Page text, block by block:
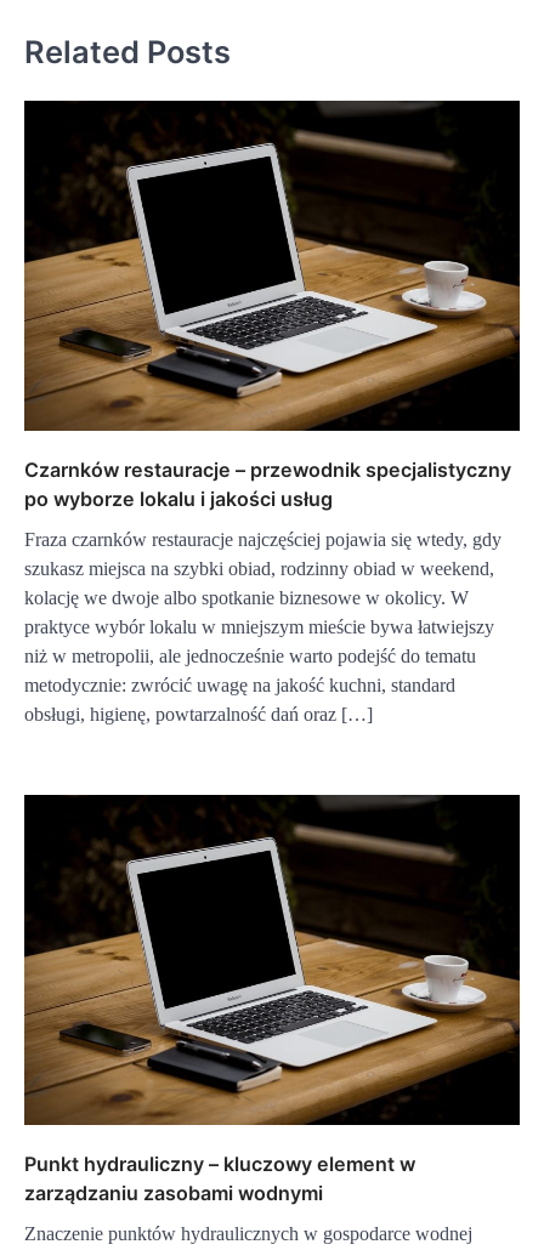
Related Posts
Czarnków restauracje – przewodnik specjalistyczny
po wyborze lokalu i jakości usług
Fraza czarnków restauracje najczęściej pojawia się wtedy, gdy
szukasz miejsca na szybki obiad, rodzinny obiad w weekend,
kolację we dwoje albo spotkanie biznesowe w okolicy. W
praktyce wybór lokalu w mniejszym mieście bywa łatwiejszy
niż w metropolii, ale jednocześnie warto podejść do tematu
metodycznie: zwrócić uwagę na jakość kuchni, standard
obsługi, higienę, powtarzalność dań oraz […]
Punkt hydrauliczny – kluczowy element w
zarządzaniu zasobami wodnymi
Znaczenie punktów hydraulicznych w gospodarce wodnej